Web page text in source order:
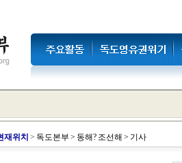
재위치 > 독도본부 > 동해? 조선해 > 기사